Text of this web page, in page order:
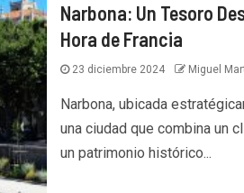
Narbona: Un Tesoro
Hora de Francia
23 diciembre 2024 Miguel
Narbona, ubicada
una ciudad que combina un
un patrimonio histórico...